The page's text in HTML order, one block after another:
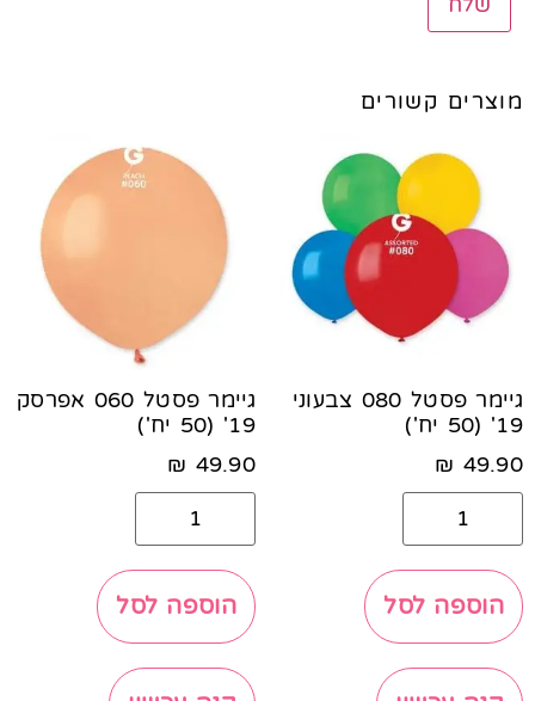
מוצרים קשורים
גיימר פסטל 080 צבעוני
19' (50 יח')
49.90
₪
הוספה לסל
גיימר פסטל 060 אפרסק
19' (50 יח')
49.90
₪
הוספה לסל